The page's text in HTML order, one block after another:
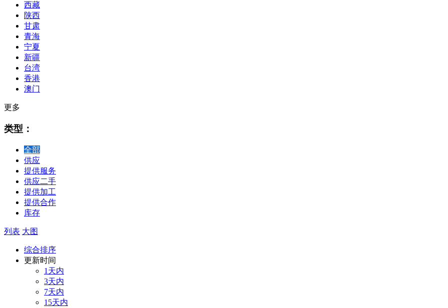
西藏
陕西
甘肃
青海
宁夏
新疆
台湾
香港
澳门
更多
类型：
全部
供应
提供服务
供应二手
提供加工
提供合作
库存
列表 大图
综合排序
更新时间
1天内
3天内
7天内
15天内